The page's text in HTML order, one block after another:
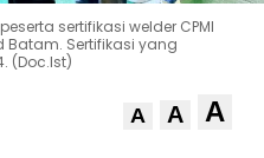
sertifikasi welder CPMI
Batam. Sertifikasi yang
(Doc.Ist)
A A A